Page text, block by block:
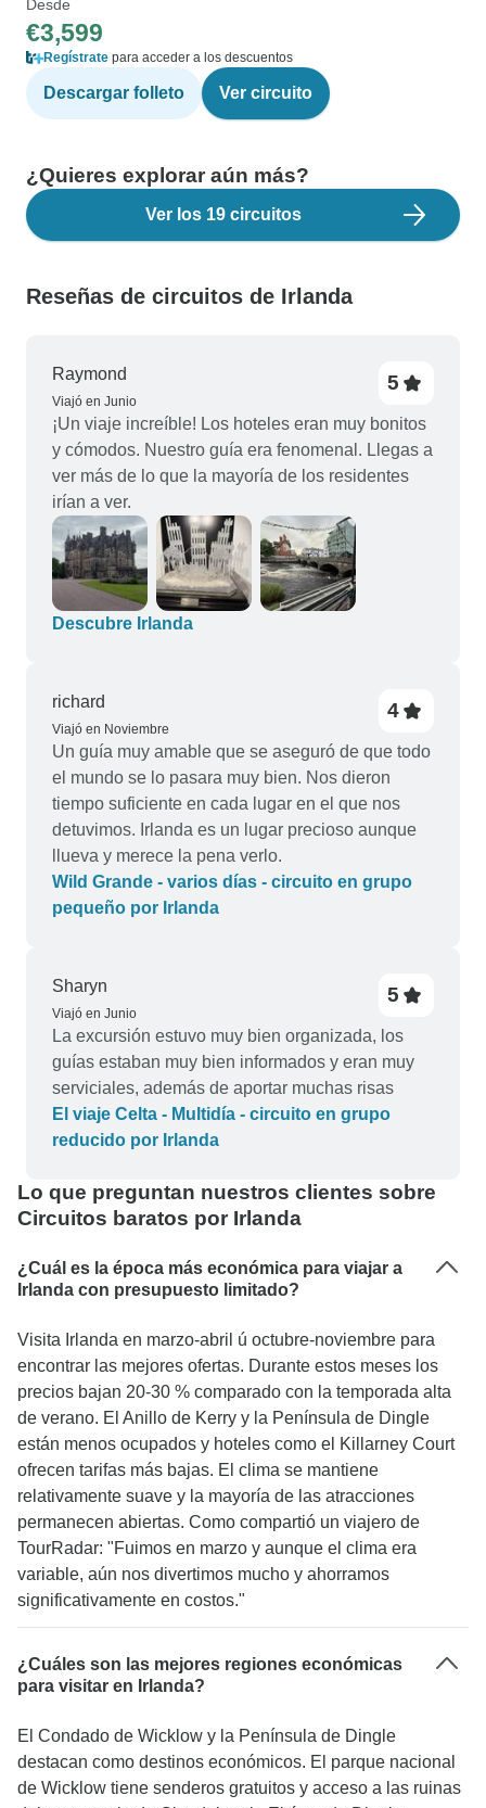
Desde
€3,599
Regístrate para acceder a los descuentos
Descargar folleto Ver circuito
¿Quieres explorar aún más?
Ver los 19 circuitos
Reseñas de circuitos de Irlanda
Raymond
Viajó en Junio
5
¡Un viaje increíble! Los hoteles eran muy bonitos
y cómodos. Nuestro guía era fenomenal. Llegas a
ver más de lo que la mayoría de los residentes
irían a ver.
Descubre Irlanda
richard
Viajó en Noviembre
4
Un guía muy amable que se aseguró de que todo
el mundo se lo pasara muy bien. Nos dieron
tiempo suficiente en cada lugar en el que nos
detuvimos. Irlanda es un lugar precioso aunque
llueva y merece la pena verlo.
Wild Grande - varios días - circuito en grupo
pequeño por Irlanda
Sharyn
Viajó en Junio
5
La excursión estuvo muy bien organizada, los
guías estaban muy bien informados y eran muy
serviciales, además de aportar muchas risas
El viaje Celta - Multidía - circuito en grupo
reducido por Irlanda
Lo que preguntan nuestros clientes sobre
Circuitos baratos por Irlanda
¿Cuál es la época más económica para viajar a
Irlanda con presupuesto limitado?
Visita Irlanda en marzo-abril ú octubre-noviembre para
encontrar las mejores ofertas. Durante estos meses los
precios bajan 20-30 % comparado con la temporada alta
de verano. El Anillo de Kerry y la Península de Dingle
están menos ocupados y hoteles como el Killarney Court
ofrecen tarifas más bajas. El clima se mantiene
relativamente suave y la mayoría de las atracciones
permanecen abiertas. Como compartió un viajero de
TourRadar: "Fuimos en marzo y aunque el clima era
variable, aún nos divertimos mucho y ahorramos
significativamente en costos."
¿Cuáles son las mejores regiones económicas
para visitar en Irlanda?
El Condado de Wicklow y la Península de Dingle
destacan como destinos económicos. El parque nacional
de Wicklow tiene senderos gratuitos y acceso a las ruinas